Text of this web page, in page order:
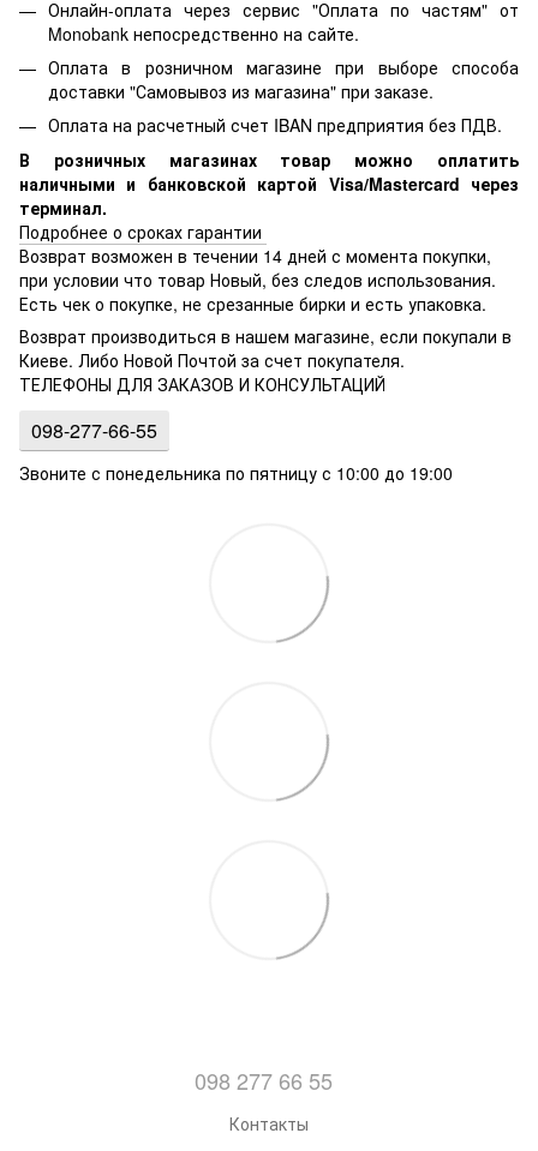
Онлайн-оплата через сервис "Оплата по частям" от
Monobank непосредственно на сайте.
Оплата в розничном магазине при выборе способа
доставки "Самовывоз из магазина" при заказе.
Оплата на расчетный счет IBAN предприятия без ПДВ.
В розничных магазинах товар можно оплатить
наличными и банковской картой Visa/Mastercard через
терминал.
Подробнее о сроках гарантии
Возврат возможен в течении 14 дней с момента покупки,
при условии что товар Новый, без следов использования.
Есть чек о покупке, не срезанные бирки и есть упаковка.
Возврат производиться в нашем магазине, если покупали в
Киеве. Либо Новой Почтой за счет покупателя.
ТЕЛЕФОНЫ ДЛЯ ЗАКАЗОВ И КОНСУЛЬТАЦИЙ
098-277-66-55
Звоните с понедельника по пятницу с 10:00 до 19:00
098 277 66 55
Контакты